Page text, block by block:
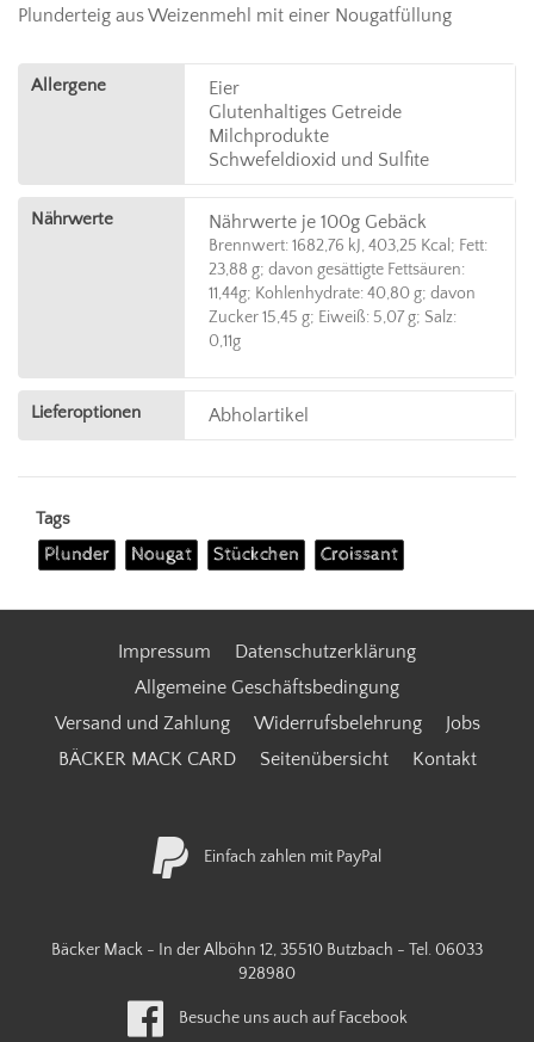
Plunderteig aus Weizenmehl mit einer Nougatfüllung
Allergene
Eier
Glutenhaltiges Getreide
Milchprodukte
Schwefeldioxid und Sulfite
Nährwerte Nährwerte je 100g Gebäck
Brennwert: 1682,76 kJ, 403,25 Kcal; Fett:
23,88 g; davon gesättigte Fettsäuren:
11,44g; Kohlenhydrate: 40,80 g; davon
Zucker 15,45 g; Eiweiß: 5,07 g; Salz:
0,11g
Lieferoptionen Abholartikel
Tags
Plunder Nougat Stückchen Croissant
Impressum
Datenschutzerklärung
Allgemeine Geschäftsbedingung
Versand und Zahlung
Widerrufsbelehrung
Jobs
BÄCKER MACK CARD
Seitenübersicht Kontakt
Einfach zahlen mit PayPal
Bäcker Mack - In der Alböhn 12, 35510 Butzbach - Tel. 06033
928980
Besuche uns auch auf Facebook